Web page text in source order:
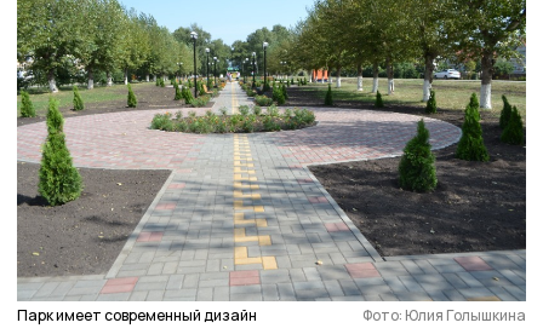
Парк имеет современный дизайн Фото: Юлия Голышкина